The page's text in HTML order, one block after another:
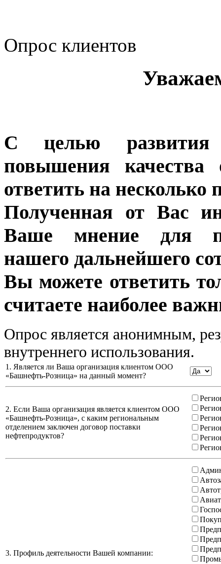
Опрос клиентов
С целью развития
повышения качества
ответить на несколько
Полученная от Вас
Ваше мнение для
нашего дальнейшего
Вы можете ответить
считаете наиболее
Опрос является анонимным,
внутреннего использования.
1. Является ли Ваша организация клиентом ООО
«Башнефть-Розница» на данный момент?
2. Если Ваша организация является клиентом ООО
«Башнефть-Розница», с каким региональным
отделением заключен договор поставки
нефтепродуктов?
3. Профиль деятельности Вашей компании: